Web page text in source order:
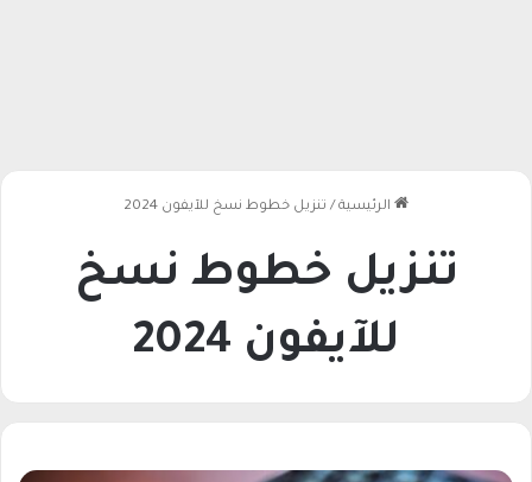
الرئيسية / تنزيل خطوط نسخ للآيفون 2024
تنزيل خطوط نسخ
للآيفون 2024